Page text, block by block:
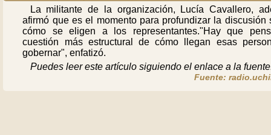
La militante de la organización, Lucía Cavallero,
afirmó que es el momento para profundizar la discusión
cómo se eligen a los representantes."Hay que
cuestión más estructural de cómo llegan esas
gobernar", enfatizó.
Puedes leer este artículo siguiendo el enlace a la
Fuente: